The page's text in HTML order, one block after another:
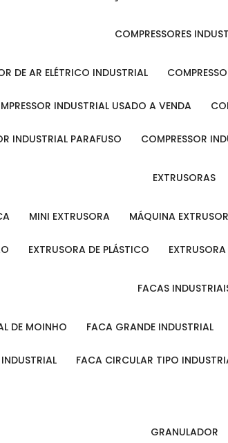
COMPRESSORES
DE AR ELÉTRICO INDUSTRIAL
INDUSTRIAL USADO A VENDA
INDUSTRIAL PARAFUSO COMPRESSOR
EXTRUSORAS
MINI EXTRUSORA MÁQUINA
EXTRUSORA DE PLÁSTICO
FACAS
DE MOINHO FACA GRANDE INDUSTRIAL
INDUSTRIAL FACA CIRCULAR TIPO
GRANULADOR